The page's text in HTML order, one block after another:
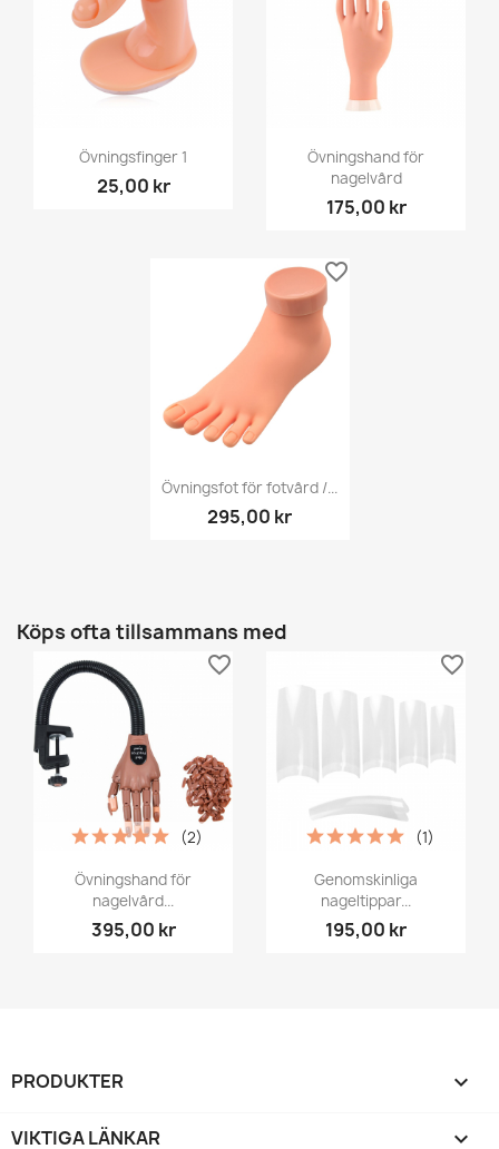
Övningsfinger 1
25,00 kr
Övningshand för
nagelvård
175,00 kr
Övningsfot för fotvård /...
295,00 kr
favorite_border
Köps ofta tillsammans med
Övningshand för
nagelvård...
395,00 kr
(2)
favorite_border
Genomskinliga
nageltippar...
195,00 kr
(1)
favorite_border
PRODUKTER 
VIKTIGA LÄNKAR 